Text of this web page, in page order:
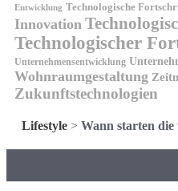
Entwicklung Technologische
Innovation
Technologischer
Unternehmensentwicklung
Wohnraumgestaltung
Zukunftstechnologien
Lifestyle > Wann starten die